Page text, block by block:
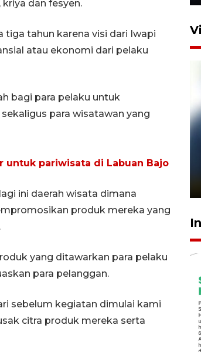
dan fesyen.
tahun karena visi dari Iwapi
atau ekonomi dari pelaku
bagi para pelaku untuk
para wisatawan yang
untuk pariwisata di Labuan Bajo
ini daerah wisata dimana
produk mereka yang
yang ditawarkan para pelaku
para pelanggan.
sebelum kegiatan dimulai kami
citra produk mereka serta
8 tahan?